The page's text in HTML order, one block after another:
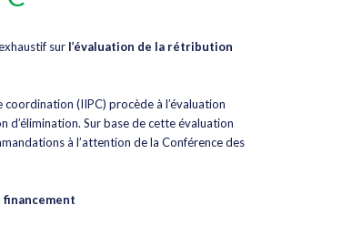
sur l’évaluation de la rétribution
(IIPC) procède à l’évaluation
d’élimination. Sur base de cette évaluation
à l’attention de la Conférence des
financement